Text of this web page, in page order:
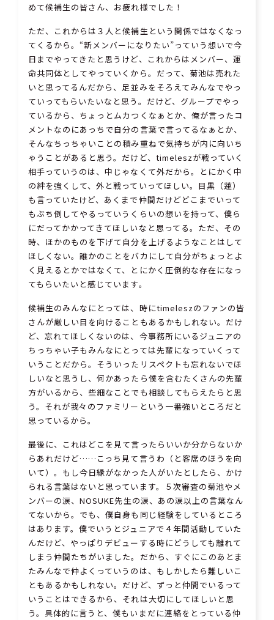
めて候補生の皆さん、お疲れ様でした！
ただ、これからは３人と候補生という関係ではなくなっ
てくるから。“新メンバーになりたい”っていう想いで今
日までやってきたと思うけど、これからはメンバー、運
命共同体としてやっていくから。だって、菊池は売れた
いと思ってるんだから、足並みをそろえてみんなでやっ
ていってもらいたいなと思う。だけど、グループでやっ
ているから、ちょっとムカつくなぁとか、俺が言ったコ
メントなのにあっちで自分の言葉で言ってるなぁとか、
そんなちっちゃいことの積み重ねで気持ちが内に向いち
ゃうことがあると思う。だけど、timeleszが戦っていく
相手っていうのは、中じゃなくて外だから。とにかく中
の絆を強くして、外と戦っていってほしい。目黒（蓮）
も言っていたけど、あくまで仲間だけどどこまでいって
もぶち倒してやるっていうくらいの想いを持って、僕ら
にだってかかってきてほしいなと思ってる。ただ、その
時、ほかのものを下げて自分を上げるようなことはして
ほしくない。誰かのことをバカにして自分がちょっとよ
く見えるとかではなくて、とにかく圧倒的な存在になっ
てもらいたいと感じています。
候補生のみんなにとっては、時にtimeleszのファンの皆
さんが厳しい目を向けることもあるかもしれない。だけ
ど、忘れてほしくないのは、今事務所にいるジュニアの
ちっちゃい子もみんなにとっては先輩になっていくって
いうことだから。そういったリスペクトも忘れないでほ
しいなと思うし、何かあったら僕を含むたくさんの先輩
方がいるから、些細なことでも相談してもらえたらと思
う。それが我々のファミリーという一番強いところだと
思っているから。
最後に、これはどこを見て言ったらいいか分からないか
らあれだけど……こっち見て言うわ（と客席のほうを向
いて）。もし今日縁がなかった人がいたとしたら、かけ
られる言葉はないと思っています。５次審査の菊池やメ
ンバーの涙、NOSUKE先生の涙、あの涙以上の言葉なん
てないから。でも、僕自身も同じ経験をしているところ
はあります。僕でいうとジュニアで４年間活動していた
んだけど、やっぱりデビューする時にどうしても離れて
しまう仲間たちがいました。だから、すぐにこのあとま
たみんなで仲よくっていうのは、もしかしたら難しいこ
ともあるかもしれない。だけど、ずっと仲間でいるって
いうことはできるから、それは大切にしてほしいと思
う。具体的に言うと、僕もいまだに連絡をとっている仲